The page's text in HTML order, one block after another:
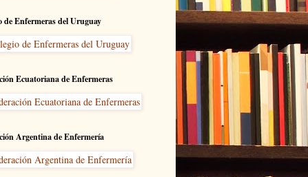
de Enfermeras del Uruguay
Ecuatoriana de Enfermeras
Argentina de Enfermería